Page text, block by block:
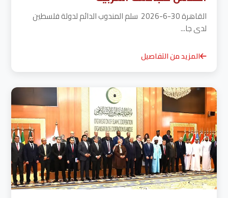
القاهرة 30-6-2026 سلم المندوب الدائم لدولة فلسطين
لدى جا...
المزيد من التفاصيل